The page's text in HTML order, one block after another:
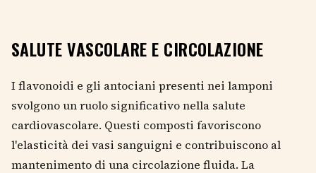
SALUTE VASCOLARE E CIRCOLAZIONE
I flavonoidi e gli antociani presenti nei lamponi
svolgono un ruolo significativo nella salute
cardiovascolare. Questi composti favoriscono
l'elasticità dei vasi sanguigni e contribuiscono al
mantenimento di una circolazione fluida. La